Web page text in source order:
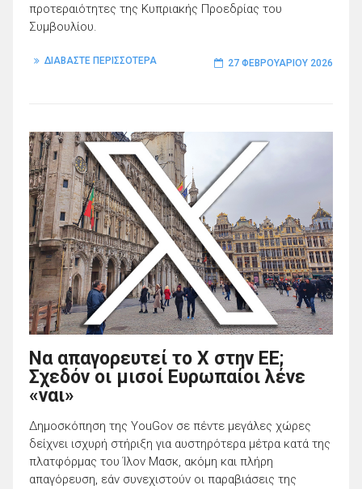
προτεραιότητες της Κυπριακής Προεδρίας του
Συμβουλίου.
ΔΙΑΒΑΣΤΕ ΠΕΡΙΣΣΟΤΕΡΑ 27 ΦΕΒΡΟΥΑΡΊΟΥ 2026
Να απαγορευτεί το Χ στην ΕΕ;
Σχεδόν οι μισοί Ευρωπαίοι λένε
«ναι»
Δημοσκόπηση της YouGov σε πέντε μεγάλες χώρες
δείχνει ισχυρή στήριξη για αυστηρότερα μέτρα κατά της
πλατφόρμας του Ίλον Μασκ, ακόμη και πλήρη
απαγόρευση, εάν συνεχιστούν οι παραβιάσεις της